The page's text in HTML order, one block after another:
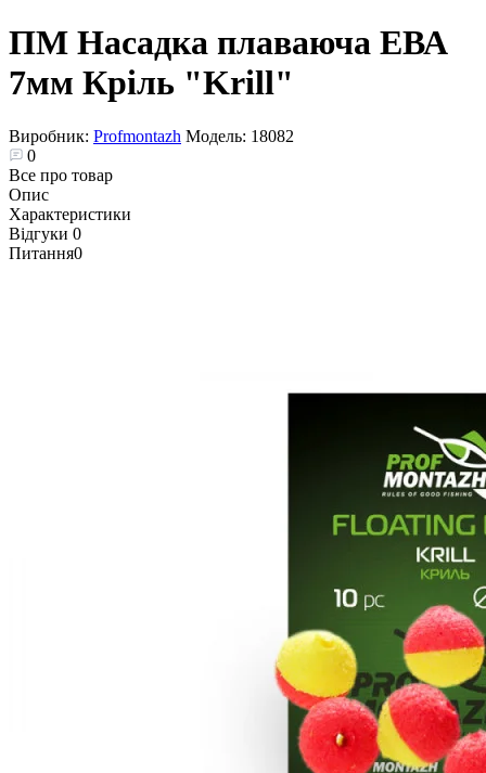
ПМ Насадка плаваюча ЕВА
7мм Кріль "Krill"
Виробник: Profmontazh Модель: 18082
0
Все про товар
Опис
Характеристики
Відгуки 0
Питання0